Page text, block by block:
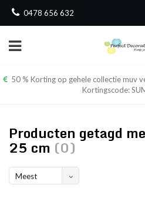
0478 656 632
50 % Korting op gehele collectie muv
Kortingscode:
Producten getagd
25 cm (0)
Meest